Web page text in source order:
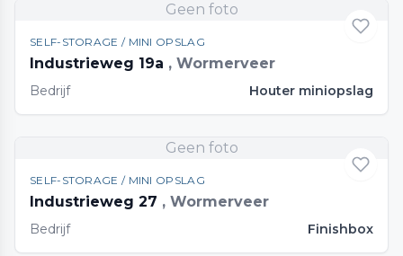
Geen foto
SELF-STORAGE / MINI OPSLAG
Industrieweg 19a , Wormerveer
Bedrijf Houter miniopslag
Geen foto
SELF-STORAGE / MINI OPSLAG
Industrieweg 27 , Wormerveer
Bedrijf Finishbox